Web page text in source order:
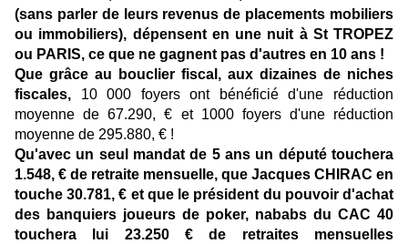
(sans parler de leurs revenus de placements mobiliers
ou immobiliers), dépensent en une nuit à St TROPEZ
ou PARIS, ce que ne gagnent pas d'autres en 10 ans !
Que grâce au bouclier fiscal, aux dizaines de niches
fiscales,
10 000 foyers ont bénéficié d'une réduction
moyenne de 67.290, € et 1000 foyers d'une réduction
moyenne de 295.880, € !
Qu'avec un seul mandat de 5 ans un député touchera
1.548, € de retraite mensuelle, que Jacques CHIRAC en
touche 30.781, € et que le président du pouvoir d'achat
des banquiers joueurs de poker, nababs du CAC 40
touchera lui 23.250 € de retraites mensuelles